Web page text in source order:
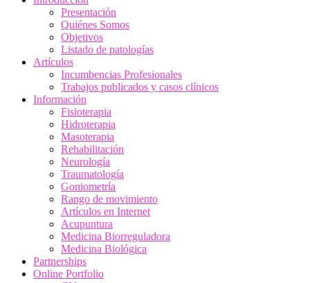
Presentación
Quiénes Somos
Objetivos
Listado de patologías
Artículos
Incumbencias Profesionales
Trabajos publicados y casos clínicos
Información
Fisioterapia
Hidroterapia
Masoterapia
Rehabilitación
Neurología
Traumatología
Goniometría
Rango de movimiento
Artículos en Internet
Acupuntura
Medicina Biorreguladora
Medicina Biológica
Partnerships
Online Portfolio